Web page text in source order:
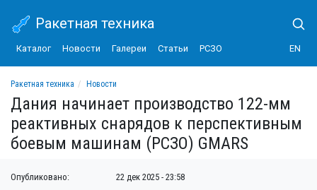
Ракетная техника
Каталог Новости Галереи Статьи РСЗО EN
Ракетная техника
Новости
Дания начинает производство 122-мм реактивных снарядов к
Дания начинает производство 122-мм
реактивных снарядов к перспективным
боевым машинам (РСЗО) GMARS
Опубликовано:
22 дек 2025 - 23:58